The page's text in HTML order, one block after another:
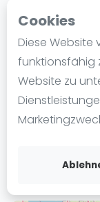
Cookies
Diese Website
funktionsfähig
Website zu
Blog
Die
Regeln und
Padel Schläge
Video
Playtomic
Padelon
Worringstr.
45289Essen